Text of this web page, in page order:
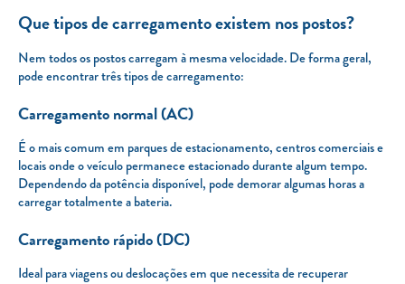
Que tipos de carregamento existem nos postos?
Nem todos os postos carregam à mesma velocidade. De forma geral,
pode encontrar três tipos de carregamento:
Carregamento normal (AC)
É o mais comum em parques de estacionamento, centros comerciais e
locais onde o veículo permanece estacionado durante algum tempo.
Dependendo da potência disponível, pode demorar algumas horas a
carregar totalmente a bateria.
Carregamento rápido (DC)
Ideal para viagens ou deslocações em que necessita de recuperar